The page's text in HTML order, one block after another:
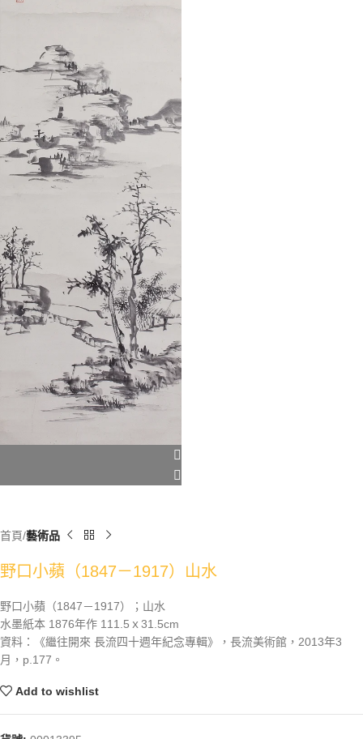
首頁 藝術品
野口小蘋（1847－1917）山水
野口小蘋（1847－1917）；山水
水墨紙本 1876年作 111.5ｘ31.5cm
資料：《繼往開來 長流四十週年紀念專輯》，長流美術館，2013年3
月，p.177。
Add to wishlist